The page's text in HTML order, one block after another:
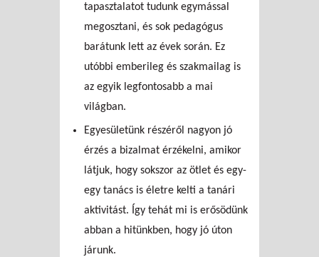
tapasztalatot tudunk egymással
megosztani, és sok pedagógus
barátunk lett az évek során. Ez
utóbbi emberileg és szakmailag is
az egyik legfontosabb a mai
világban.
Egyesületünk részéről nagyon jó
érzés a bizalmat érzékelni, amikor
látjuk, hogy sokszor az ötlet és egy-
egy tanács is életre kelti a tanári
aktivitást. Így tehát mi is erősödünk
abban a hitünkben, hogy jó úton
járunk.